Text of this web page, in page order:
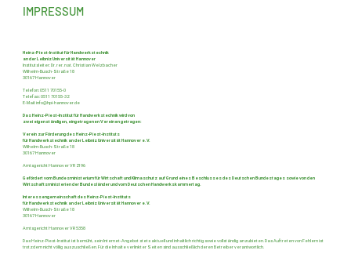
IMPRESSUM
Heinz-Piest-Institut für Handwerkstechnik
an der Leibniz Universität Hannover
Institutsleiter: Dr. rer. nat. Christian Welzbacher
Wilhelm-Busch-Straße 18
30167 Hannover
Telefon: 0511 70155-0
Telefax: 0511 70155-32
E-Mail:info@hpi-hannover.de
Das Heinz-Piest-Institut für Handwerkstechnik wird von
zwei eigenständigen, eingetragenen Vereinen getragen:
Verein zur Förderung des Heinz-Piest-Instituts
für Handwerkstechnik an der Leibniz Universität Hannover e.V.
Wilhelm-Busch-Straße 18
30167 Hannover
Amtsgericht Hannover VR 2196
Gefördert vom Bundesministerium für Wirtschaft und Klimaschutz auf Grund eines Beschlusses des Deutschen Bundestages sowie von den
Wirtschaftsministerien der Bundesländer und vom Deutschen Handwerkskammertag.
Interessengemeinschaft des Heinz-Piest-Instituts
für Handwerkstechnik an der Leibniz Universität Hannover e.V.
Wilhelm-Busch-Straße 18
30167 Hannover
Amtsgericht Hannover VR 5358
Das Heinz-Piest-Institut ist bemüht, sein Internet-Angebot stets aktuell und inhaltlich richtig sowie vollständig anzubieten. Das Auftreten von Fehlern ist
trotzdem nicht völlig auszuschließen. Für die Inhalte verlinkter Seiten sind ausschließlich deren Betreiber verantwortlich.